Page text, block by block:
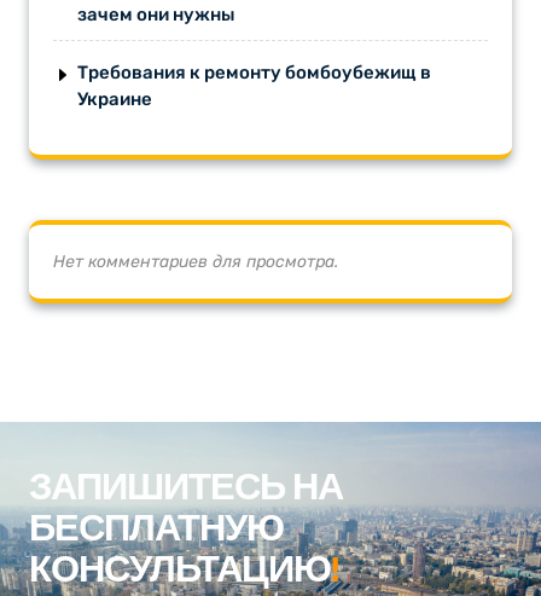
зачем они нужны
Требования к ремонту бомбоубежищ в
Украине
Нет комментариев для просмотра.
ЗАПИШИТЕСЬ НА
БЕСПЛАТНУЮ
КОНСУЛЬТАЦИЮ!